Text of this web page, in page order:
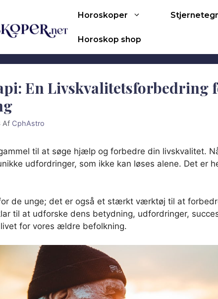
Horoskoper
Horoskop shop
En Livskvalitetsforbedring
Af CphAstro
til at søge hjælp og forbedre din livskvalitet.
udfordringer, som ikke kan løses alene. Det er
de unge; det er også et stærkt værktøj til at
til at udforske dens betydning, udfordringer,
for vores ældre befolkning.